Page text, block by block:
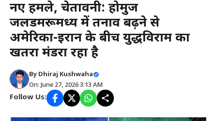
नए हमले, चेतावनी: होर्मुज
जलडमरूमध्य में तनाव बढ़ने से
अमेरिका-ईरान के बीच युद्धविराम का
खतरा मंडरा रहा है
By Dhiraj Kushwaha
On: June 27, 2026 3:13 AM
Follow Us: